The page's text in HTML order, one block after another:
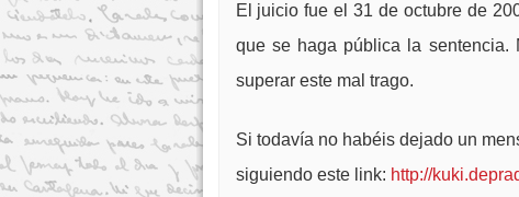
El juicio fue el 31 de octubre de
que se haga pública la sentencia.
superar este mal trago.
Si todavía no habéis dejado un
siguiendo este link: http://